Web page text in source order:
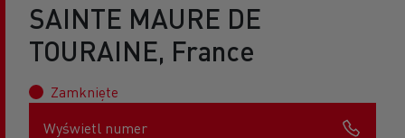
SAINTE MAURE DE
TOURAINE, France
Zamknięte
Wyświetl numer